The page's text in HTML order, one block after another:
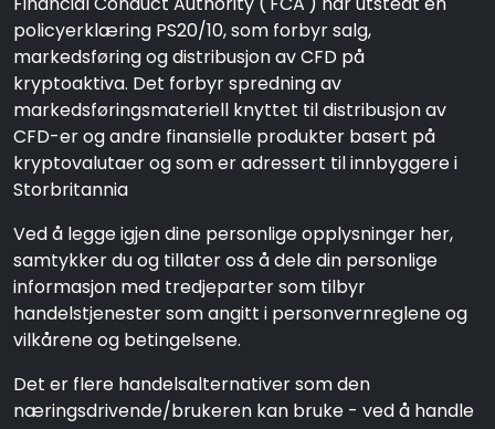
policyerklæring PS20/10, som forbyr salg,
markedsføring og distribusjon av CFD på
kryptoaktiva. Det forbyr spredning av
markedsføringsmateriell knyttet til distribusjon av
CFD-er og andre finansielle produkter basert på
kryptovalutaer og som er adressert til innbyggere i
Storbritannia
Ved å legge igjen dine personlige opplysninger her,
samtykker du og tillater oss å dele din personlige
informasjon med tredjeparter som tilbyr
handelstjenester som angitt i personvernreglene og
vilkårene og betingelsene.
Det er flere handelsalternativer som den
næringsdrivende/brukeren kan bruke - ved å handle